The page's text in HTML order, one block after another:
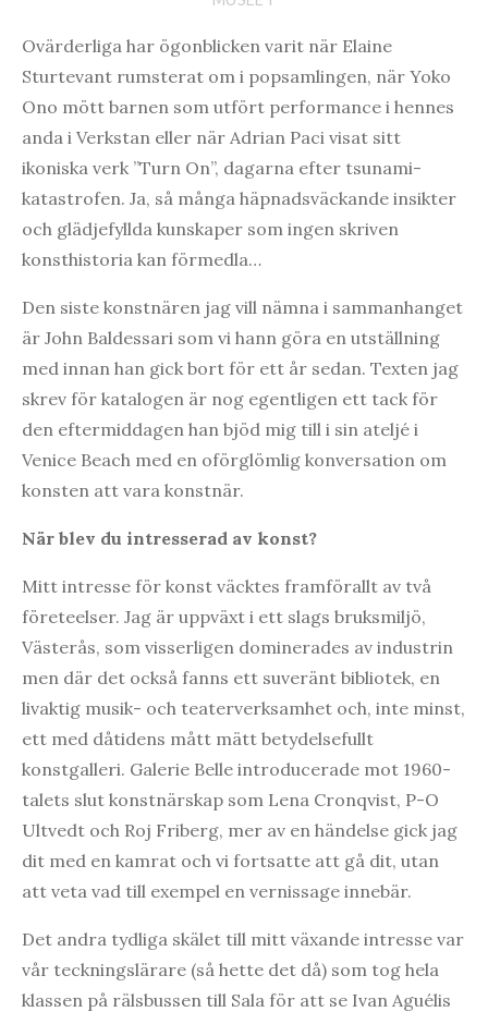
Ovärderliga har ögonblicken varit när Elaine
Sturtevant rumsterat om i popsamlingen, när Yoko
Ono mött barnen som utfört performance i hennes
anda i Verkstan eller när Adrian Paci visat sitt
ikoniska verk ”Turn On”, dagarna efter tsunami-
katastrofen. Ja, så många häpnadsväckande insikter
och glädjefyllda kunskaper som ingen skriven
konsthistoria kan förmedla…
Den siste konstnären jag vill nämna i sammanhanget
är John Baldessari som vi hann göra en utställning
med innan han gick bort för ett år sedan. Texten jag
skrev för katalogen är nog egentligen ett tack för
den eftermiddagen han bjöd mig till i sin ateljé i
Venice Beach med en oförglömlig konversation om
konsten att vara konstnär.
När blev du intresserad av konst?
Mitt intresse för konst väcktes framförallt av två
företeelser. Jag är uppväxt i ett slags bruksmiljö,
Västerås, som visserligen dominerades av industrin
men där det också fanns ett suveränt bibliotek, en
livaktig musik- och teaterverksamhet och, inte minst,
ett med dåtidens mått mätt betydelsefullt
konstgalleri. Galerie Belle introducerade mot 1960-
talets slut konstnärskap som Lena Cronqvist, P-O
Ultvedt och Roj Friberg, mer av en händelse gick jag
dit med en kamrat och vi fortsatte att gå dit, utan
att veta vad till exempel en vernissage innebär.
Det andra tydliga skälet till mitt växande intresse var
vår teckningslärare (så hette det då) som tog hela
klassen på rälsbussen till Sala för att se Ivan Aguélis